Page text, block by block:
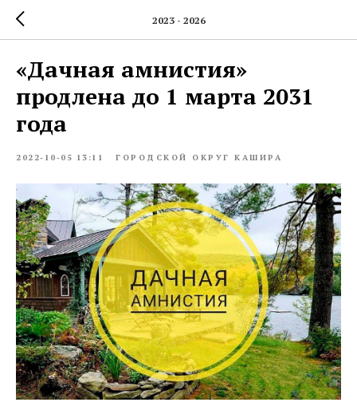
2023 - 2026
«Дачная амнистия»
продлена до 1 марта 2031
года
2022-10-05 13:11 ГОРОДСКОЙ ОКРУГ КАШИРА